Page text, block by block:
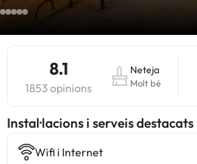
8.1
1853 opinions
Neteja
Molt bé
Instal·lacions i serveis destacats
Wifi i Internet